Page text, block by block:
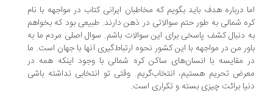
درباره هدف باید بگویم که مخاطبان ایرانی کتاب در مواجهه با نام
شمالی به طور حتم سوالاتی در ذهن دارند. طبیعی بود که بخواهم
دنبال کشف پاسخی برای این سوالات باشم. سوال اصلی مردم ما به
من در مواجهه با این کشور نحوه ارتباط‌گیری آنها با جهان است. ما
مقایسه با انسان‌های ساکن کره شمالی با وجود اینکه همه در
تحریم هستیم، انتخاب‌گریم. وقتی تو انتخابی نداشته باشی
برائت چیزی بسته و تکراری است.